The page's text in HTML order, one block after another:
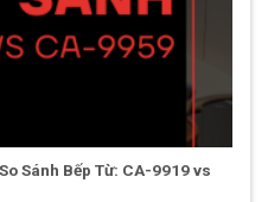
Sánh Bếp Từ: CA-9919 vs